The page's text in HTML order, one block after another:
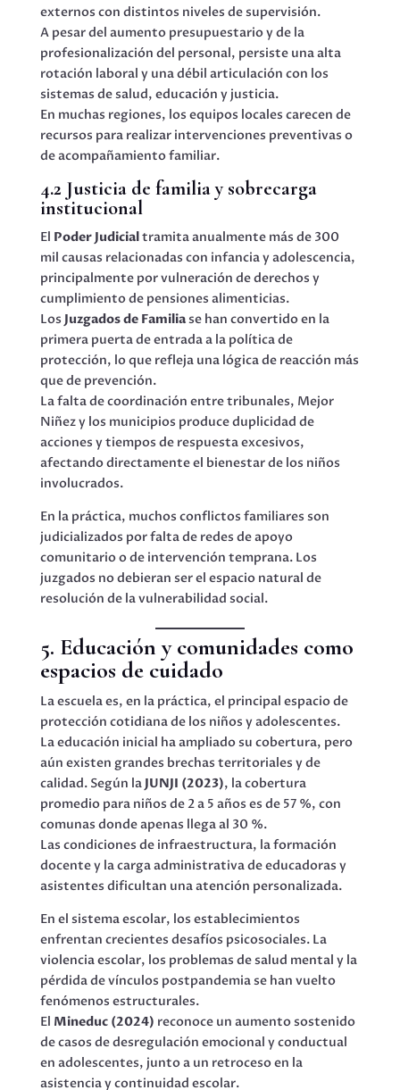
externos con distintos niveles de supervisión.
A pesar del aumento presupuestario y de la
profesionalización del personal, persiste una alta
rotación laboral y una débil articulación con los
sistemas de salud, educación y justicia.
En muchas regiones, los equipos locales carecen de
recursos para realizar intervenciones preventivas o
de acompañamiento familiar.
4.2 Justicia de familia y sobrecarga
institucional
El Poder Judicialtramita anualmente más de 300
mil causas relacionadas con infancia y adolescencia,
principalmente por vulneración de derechos y
cumplimiento de pensiones alimenticias.
Los Juzgados de Familiase han convertido en la
primera puerta de entrada a la política de
protección, lo que refleja una lógica de reacción más
que de prevención.
La falta de coordinación entre tribunales, Mejor
Niñez y los municipios produce duplicidad de
acciones y tiempos de respuesta excesivos,
afectando directamente el bienestar de los niños
involucrados.
En la práctica, muchos conflictos familiares son
judicializados por falta de redes de apoyo
comunitario o de intervención temprana. Los
juzgados no debieran ser el espacio natural de
resolución de la vulnerabilidad social.
5. Educación y comunidades como
espacios de cuidado
La escuela es, en la práctica, el principal espacio de
protección cotidiana de los niños y adolescentes.
La educación inicial ha ampliado su cobertura, pero
aún existen grandes brechas territoriales y de
calidad. Según laJUNJI (2023), la cobertura
promedio para niños de 2 a 5 años es de 57 %, con
comunas donde apenas llega al 30 %.
Las condiciones de infraestructura, la formación
docente y la carga administrativa de educadoras y
asistentes dificultan una atención personalizada.
En el sistema escolar, los establecimientos
enfrentan crecientes desafíos psicosociales. La
violencia escolar, los problemas de salud mental y la
pérdida de vínculos postpandemia se han vuelto
fenómenos estructurales.
El Mineduc (2024) reconoce un aumento sostenido
de casos de desregulación emocional y conductual
en adolescentes, junto a un retroceso en la
asistencia y continuidad escolar.